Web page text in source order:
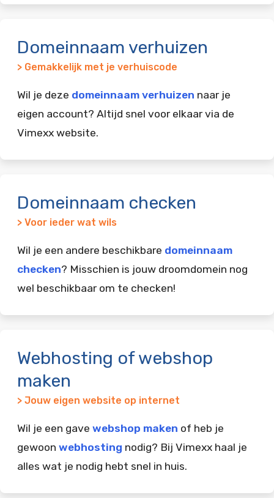
Domeinnaam verhuizen
> Gemakkelijk met je verhuiscode
Wil je deze domeinnaam verhuizen naar je
eigen account? Altijd snel voor elkaar via de
Vimexx website.
Domeinnaam checken
> Voor ieder wat wils
Wil je een andere beschikbare domeinnaam
checken? Misschien is jouw droomdomein nog
wel beschikbaar om te checken!
Webhosting of webshop
maken
> Jouw eigen website op internet
Wil je een gave webshop maken of heb je
gewoon webhosting nodig? Bij Vimexx haal je
alles wat je nodig hebt snel in huis.